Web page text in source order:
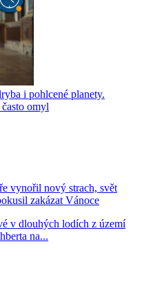
i pohlcené planety.
omyl
vynořil nový strach, svět
zakázat Vánoce
v dlouhých lodích z území
na...